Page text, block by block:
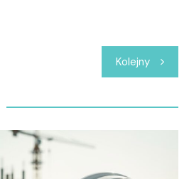
Kolejny